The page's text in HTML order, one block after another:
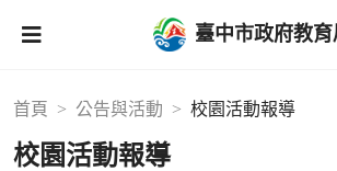
臺中市政府教育
首頁 公告與活動 校園活動報導
校園活動報導